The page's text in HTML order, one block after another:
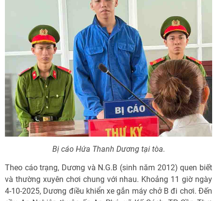
Bị cáo Hứa Thanh Dương tại tòa.
Theo cáo trạng, Dương và N.G.B (sinh năm 2012) quen biết
và thường xuyên chơi chung với nhau. Khoảng 11 giờ ngày
4-10-2025, Dương điều khiển xe gắn máy chở B đi chơi. Đến